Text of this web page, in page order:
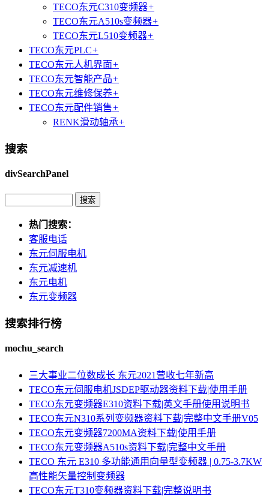
TECO东元C310变频器+
TECO东元A510s变频器+
TECO东元L510变频器+
TECO东元PLC+
TECO东元人机界面+
TECO东元智能产品+
TECO东元维修保养+
TECO东元配件销售+
RENK滑动轴承+
搜索
divSearchPanel
热门搜索：
客服电话
东元伺服电机
东元减速机
东元电机
东元变频器
搜索排行榜
mochu_search
三大事业二位数成长 东元2021营收七年新高
TECO东元伺服电机JSDEP驱动器资料下载|使用手册
TECO东元变频器E310资料下载|英文手册使用说明书
TECO东元N310系列变频器资料下载|完整中文手册V05
TECO东元变频器7200MA资料下载|使用手册
TECO东元变频器A510s资料下载|完整中文手册
TECO 东元 E310 多功能通用向量型变频器 | 0.75-3.7KW
高性能矢量控制变频器
TECO东元T310变频器资料下载|完整说明书